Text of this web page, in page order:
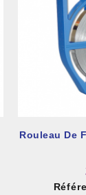
Rouleau De